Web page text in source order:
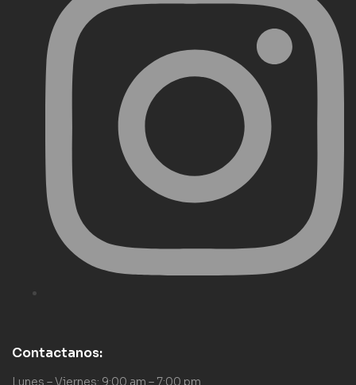
Contactanos:
Lunes – Viernes: 9:00 am – 7:00 pm